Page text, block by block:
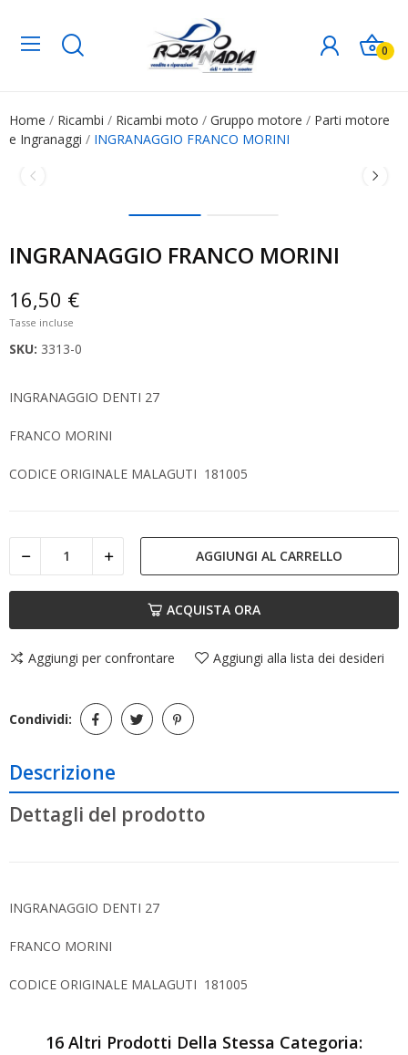
0
Home Ricambi Ricambi moto Gruppo motore
Parti motore
e Ingranaggi
INGRANAGGIO FRANCO MORINI
INGRANAGGIO FRANCO MORINI
16,50 €
Tasse incluse
SKU: 3313-0
INGRANAGGIO DENTI 27
FRANCO MORINI
CODICE ORIGINALE MALAGUTI 181005
AGGIUNGI AL CARRELLO
ACQUISTA ORA
Aggiungi per confrontare Aggiungi alla lista dei desideri
Condividi:
Descrizione
Dettagli del prodotto
INGRANAGGIO DENTI 27
FRANCO MORINI
CODICE ORIGINALE MALAGUTI 181005
16 Altri Prodotti Della Stessa Categoria: